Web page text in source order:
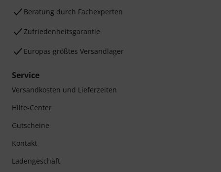
Beratung durch Fachexperten
Zufriedenheitsgarantie
Europas größtes Versandlager
Service
Versandkosten und Lieferzeiten
Hilfe-Center
Gutscheine
Kontakt
Ladengeschäft